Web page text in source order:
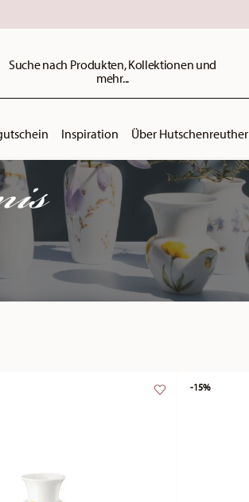
Suche nach Produkten, Kollektionen und
mehr...
Inspiration Über Hutschenreuther
-15%